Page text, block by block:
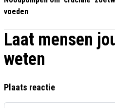
voeden
Laat mensen
weten
Plaats reactie